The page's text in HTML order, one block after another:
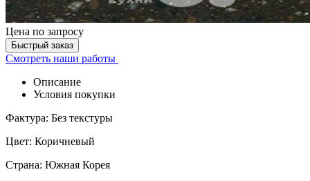
Цена по запросу
Быстрый заказ
Смотреть наши работы
Описание
Условия покупки
Фактура: Без текстуры
Цвет: Коричневый
Страна: Южная Корея